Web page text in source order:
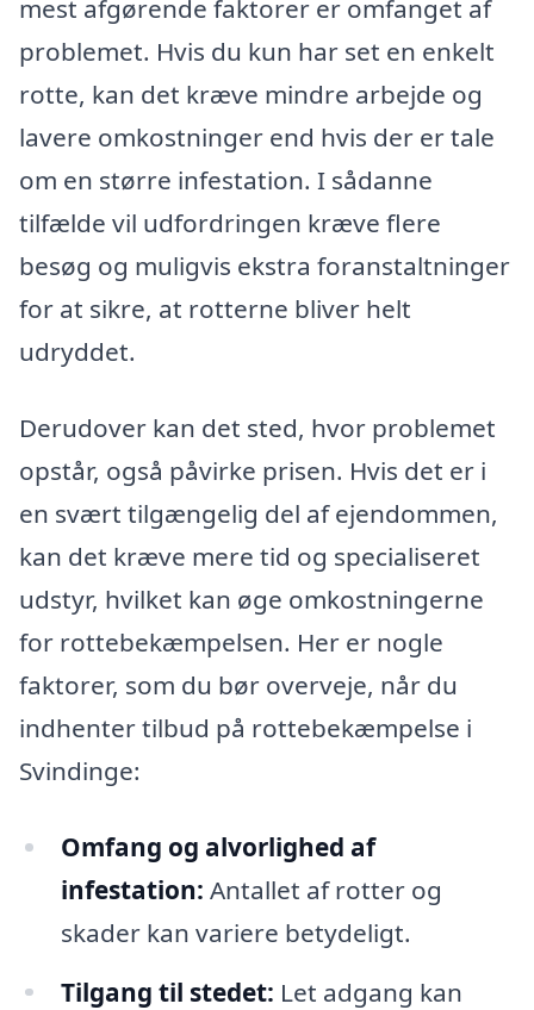
mest afgørende faktorer er omfanget af
problemet. Hvis du kun har set en enkelt
rotte, kan det kræve mindre arbejde og
lavere omkostninger end hvis der er tale
om en større infestation. I sådanne
tilfælde vil udfordringen kræve flere
besøg og muligvis ekstra foranstaltninger
for at sikre, at rotterne bliver helt
udryddet.
Derudover kan det sted, hvor problemet
opstår, også påvirke prisen. Hvis det er i
en svært tilgængelig del af ejendommen,
kan det kræve mere tid og specialiseret
udstyr, hvilket kan øge omkostningerne
for rottebekæmpelsen. Her er nogle
faktorer, som du bør overveje, når du
indhenter tilbud på rottebekæmpelse i
Svindinge:
Omfang og alvorlighed af
infestation: Antallet af rotter og
skader kan variere betydeligt.
Tilgang til stedet: Let adgang kan